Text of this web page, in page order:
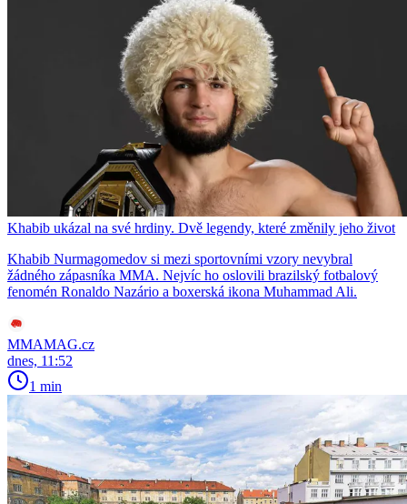
Khabib ukázal na své hrdiny. Dvě legendy, které změnily jeho život
Khabib Nurmagomedov si mezi sportovními vzory nevybral
žádného zápasníka MMA. Nejvíc ho oslovili brazilský fotbalový
fenomén Ronaldo Nazário a boxerská ikona Muhammad Ali.
MMAMAG.cz
dnes, 11:52
1 min